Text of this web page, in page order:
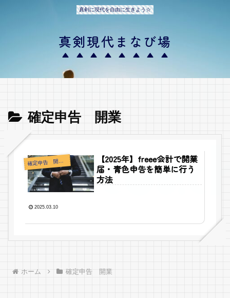
真剣に現代を自由に生きよう☆
真剣現代まなび場
確定申告 開業
確
定申告 開業
【2025年】freee会計で開業
届・青色申告を簡単に行う
方法
2025.03.10
ホーム 確定申告 開業